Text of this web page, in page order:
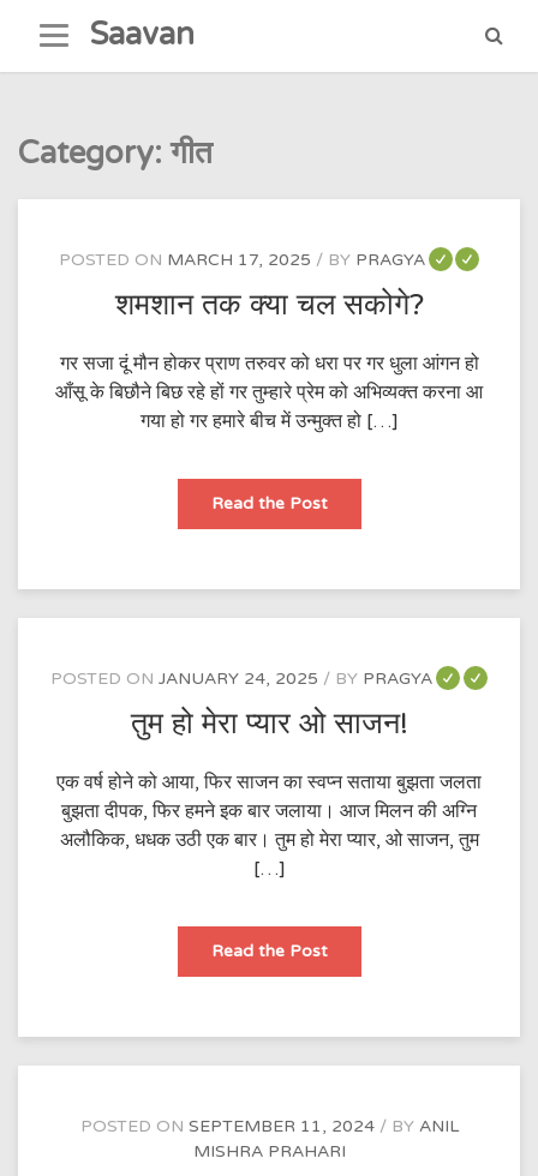
content
Saavan
Category:गीत
POSTED ON MARCH 17, 2025 BY PRAGYA
शमशान तक क्या चल सकोगे?
गर सजा दूं मौन होकर प्राण तरुवर को धरा पर गर धुला आंगन हो
आँसू के बिछौने बिछ रहे हों गर तुम्हारे प्रेम को अभिव्यक्त करना आ
गया हो गर हमारे बीच में उन्मुक्त हो […]
Read the Postशमशान
क्या
POSTED ONJANUARY 24, 2025 BY PRAGYA
तुम हो मेरा प्यार ओ साजन!
एक वर्ष होने को आया, फिर साजन का स्वप्न सताया बुझता जलता
बुझता दीपक, फिर हमने इक बार जलाया। आज मिलन की अग्नि
अलौकिक, धधक उठी एक बार। तुम हो मेरा प्यार, ओ साजन, तुम
[…]
Read the Postतुम
मेरा
साजन!
POSTED ON SEPTEMBER 11, 2024 BY ANIL
MISHRA PRAHARI